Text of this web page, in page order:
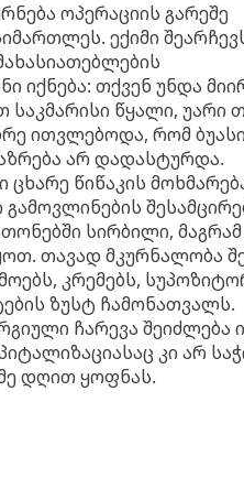
ოპერაციის გარეშე
ექიმი
იქნება: თქვენ უნდა
წყალი, უარი
ითვლებოდა, რომ
არ დადასტურდა.
წიწაკის
გამოვლინების
სირბილი, მაგრამ
თავად მკურნალობა
კრემებს,
ზუსტ ჩამონათვალს.
ჩარევა შეიძლება
კი არ
დღით ყოფნას.